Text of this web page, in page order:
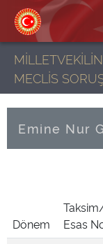
MECLİS
Emine Nur
Dönem
Esas